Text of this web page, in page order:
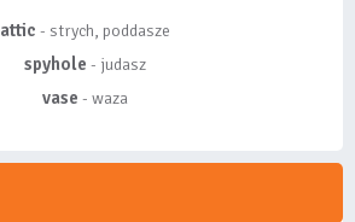
attic - strych, poddasze
spyhole - judasz
vase - waza